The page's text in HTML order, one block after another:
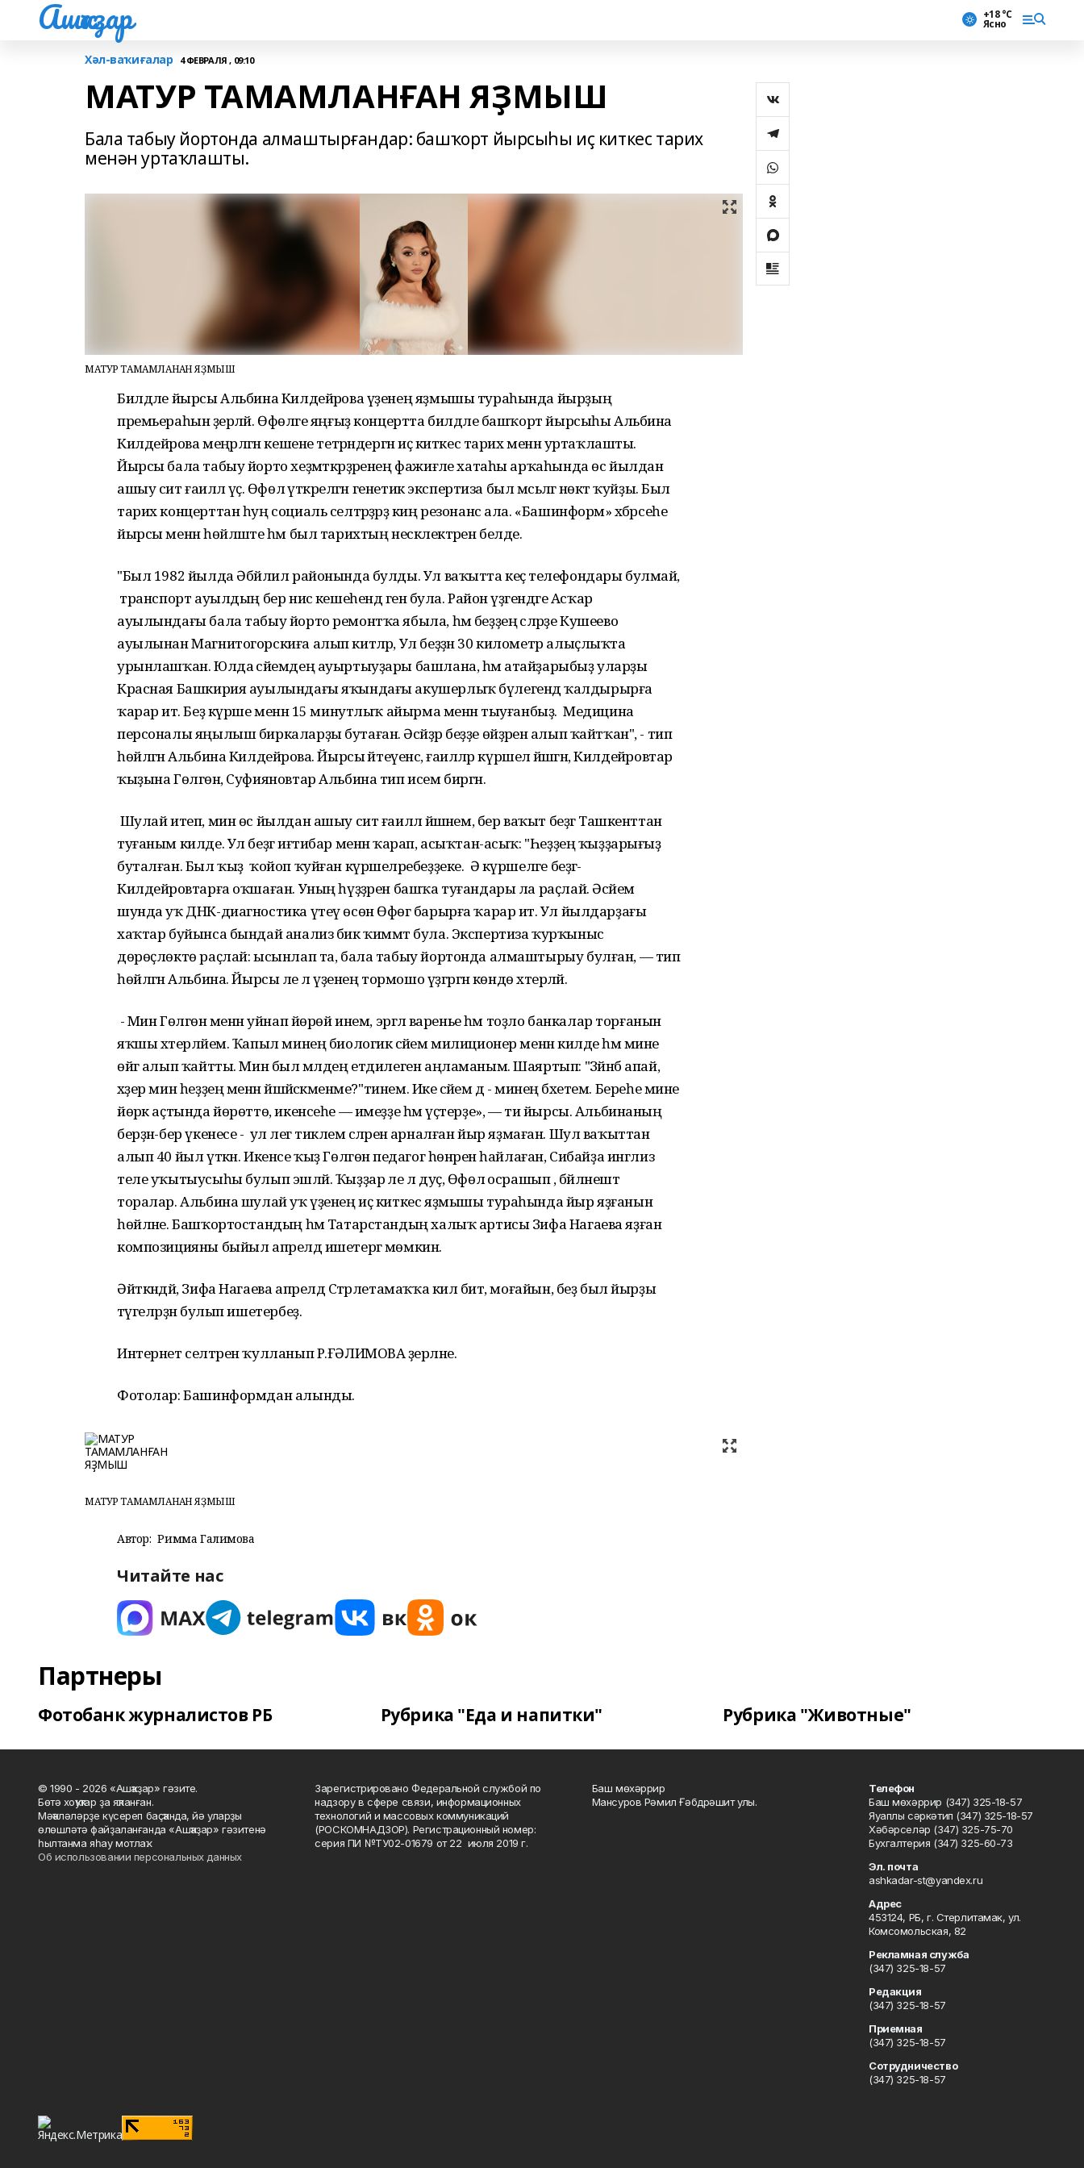
Ашҡаҙар +18 °С
Ясно
Хәл-ваҡиғалар 4 ФЕВРАЛЯ , 09:10
МАТУР ТАМАМЛАНҒАН ЯҘМЫШ
Бала табыу йортонда алмаштырғандар: башҡорт йырсыһы иҫ киткес тарих
менән уртаҡлашты.
МАТУР ТАМАМЛАНҒАН ЯҘМЫШ
Билдәле йырсы Альбина Килдейәрова үҙенең яҙмышы тураһында йырҙың
премьераһын әҙерләй. Өфөләге яңғыҙ концертта билдәле башҡорт йырсыһы Альбина
Килдейәрова меңәрләгән кешене тетрәндергән иҫ киткес тарих менән уртаҡлашты.
Йырсы бала табыу йорто хеҙмәткәрҙәренең фажиғәле хатаһы арҡаһында өс йылдан
ашыу сит ғаиләлә үҫә. Өфөлә үткәрелгән генетик экспертиза был мәсьәләгә нөктә ҡуйҙы. Был
тарих концерттан һуң социаль селтәрҙәрҙә киң резонанс ала. «Башинформ» хәбәрсеһе
йырсы менән һөйләште һәм был тарихтың нескәлектәрен белде.
"Был 1982 йылда Әбйәлил районында булды. Ул ваҡытта кеҫә телефондары булмай,
ә транспорт ауылдың бер нисә кешеһендә генә була. Район үҙәгендәге Асҡар
ауылындағы бала табыу йорто ремонтҡа ябыла, һәм беҙҙең әсәләрҙе Кушеево
ауылынан Магнитогорскиға алып китәләр, Ул беҙҙән 30 километр алыҫлыҡта
урынлашҡан. Юлда әсәйемдең ауыртыуҙары башлана, һәм атайҙарыбыҙ уларҙы
Красная Башкирия ауылындағы яҡындағы акушерлыҡ бүлегендә ҡалдырырға
ҡарар итә. Беҙ күрше менән 15 минутлыҡ айырма менән тыуғанбыҙ. Медицина
персоналы яңылыш биркаларҙы бутаған. Әсәйҙәр беҙҙе өйҙәренә алып ҡайтҡан", - тип
һөйләгән Альбина Килдейәрова. Йырсы әйтеүенсә, ғаиләләр күршелә йәшәгән, Килдейәровтар
ҡыҙына Гөлгөнә, Суфияновтар Альбина тип исем биргән.
Шулай итеп, мин өс йылдан ашыу сит ғаиләлә йәшәнем, бер ваҡыт беҙгә Ташкенттан
туғаным килде. Ул беҙгә иғтибар менән ҡарап, асыҡтан-асыҡ: "Һеҙҙең ҡыҙҙарығыҙ
буталған. Был ҡыҙ ҡойоп ҡуйған күршеләребеҙҙеке. Ә күршеләге беҙгә-
Килдейәровтарға оҡшаған. Уның һүҙҙәрен башҡа туғандары ла раҫлай. Әсәйем
шунда уҡ ДНК-диагностика үтеү өсөн Өфөгә барырға ҡарар итә. Ул йылдарҙағы
хаҡтар буйынса бындай анализ бик ҡиммәт була. Экспертиза ҡурҡыныс
дөрөҫлөктө раҫлай: ысынлап та, бала табыу йортонда алмаштырыу булған, — тип
һөйләгән Альбина. Йырсы әле лә үҙенең тормошо үҙгәргән көндө хәтерләй.
- Мин Гөлгөнә менән уйнап йөрөй инем, эргәлә варенье һәм тоҙло банкалар торғанын
яҡшы хәтерләйем. Ҡапыл минең биологик әсәйем милиционер менән килде һәм мине
өйгә алып ҡайтты. Мин был мәлдең етдилеген аңламаным. Шаяртып: "Зәйнәб апай,
хәҙер мин һеҙҙең менән йәшәйәсәкменме?"тинем. Ике әсәйем дә - минең бәхетем. Береһе мине
йөрәк аҫтында йөрөттө, икенсеһе — имеҙҙе һәм үҫтерҙе», — ти йырсы. Альбинаның
берҙән-бер үкенесе - ул әлегә тиклем әсәләренә арналған йыр яҙмаған. Шул ваҡыттан
алып 40 йыл үткән. Икенсе ҡыҙ Гөлгөнә педагог һөнәрен һайлаған, Сибайҙа инглиз
теле уҡытыусыһы булып эшләй. Ҡыҙҙар әле лә дуҫ, Өфөлә осрашып , бәйләнештә
торалар. Альбина шулай уҡ үҙенең иҫ киткес яҙмышы тураһында йыр яҙғанын
һөйләне. Башҡортостандың һәм Татарстандың халыҡ артисы Зифа Нагаева яҙған
композицияны быйыл апрелдә ишетергә мөмкин.
Әйткәндәй, Зифа Нагаева апрелдә Стәрлетамаҡҡа килә бит, моғайын, беҙ был йырҙы
тәүгеләрҙән булып ишетербеҙ.
Интернет селтәрен ҡулланып Р.ҒӘЛИМОВА әҙерләне.
Фотолар: Башинформдан алынды.
МАТУР ТАМАМЛАНҒАН ЯҘМЫШ
Автор: Римма Галимова
Читайте нас
Партнеры
Фотобанк журналистов РБ Рубрика "Еда и напитки" Рубрика "Животные"
© 1990 - 2026 «Ашҡаҙар» гәзите.
Бөтә хоҡуҡтар ҙа яҡланған.
Мәҡәләләрҙе күсереп баҫҡанда, йә уларҙы
өлөшләтә файҙаланғанда «Ашҡаҙар» гәзитенә
һылтанма яһау мотлаҡ.
Об использовании персональных данных
Зарегистрировано Федеральной службой по
надзору в сфере связи, информационных
технологий и массовых коммуникаций
(РОСКОМНАДЗОР). Регистрационный номер:
серия ПИ №ТУ02-01679 от 22 июля 2019 г.
Баш мөхәррир
Мансуров Рәмил Ғәбдрәшит улы.
Телефон
Баш мөхәррир (347) 325-18-57
Яуаплы сәркәтип (347) 325-18-57
Хәбәрселәр (347) 325-75-70
Бухгалтерия (347) 325-60-73
Эл. почта
ashkadar-st@yandex.ru
Адрес
453124, РБ, г. Стерлитамак, ул.
Комсомольская, 82
Рекламная служба
(347) 325-18-57
Редакция
(347) 325-18-57
Приемная
(347) 325-18-57
Сотрудничество
(347) 325-18-57